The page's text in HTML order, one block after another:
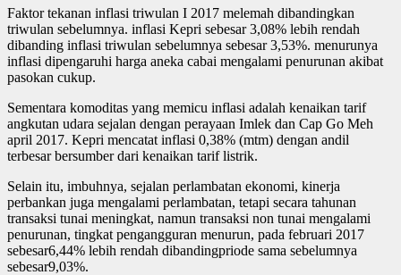
Faktor tekanan inflasi triwulan I 2017 melemah dibandingkan
triwulan sebelumnya. inflasi Kepri sebesar 3,08% lebih rendah
dibanding inflasi triwulan sebelumnya sebesar 3,53%. menurunya
inflasi dipengaruhi harga aneka cabai mengalami penurunan akibat
pasokan cukup.
Sementara komoditas yang memicu inflasi adalah kenaikan tarif
angkutan udara sejalan dengan perayaan Imlek dan Cap Go Meh
april 2017. Kepri mencatat inflasi 0,38% (mtm) dengan andil
terbesar bersumber dari kenaikan tarif listrik.
Selain itu, imbuhnya, sejalan perlambatan ekonomi, kinerja
perbankan juga mengalami perlambatan, tetapi secara tahunan
transaksi tunai meningkat, namun transaksi non tunai mengalami
penurunan, tingkat pengangguran menurun, pada februari 2017
sebesar6,44% lebih rendah dibandingpriode sama sebelumnya
sebesar9,03%.